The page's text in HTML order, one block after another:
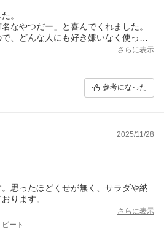
。
なやつだー」と喜んでくれました。
、どんな人にも好き嫌いなく使って
さらに表示
参考になった
2025/11/28
思ったほどくせが無く、サラダや納
ります。
さらに表示
ート